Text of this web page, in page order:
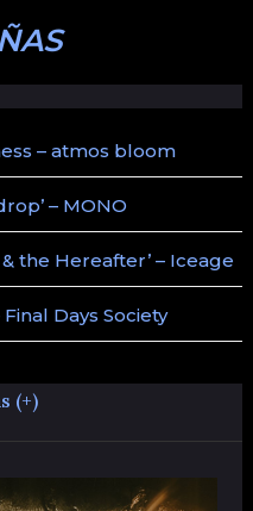
– atmos bloom
– MONO
& the Hereafter’ – Iceage
Final Days Society
(+)